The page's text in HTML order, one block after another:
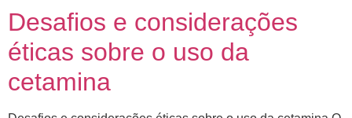
Desafios e considerações
éticas sobre o uso da
cetamina